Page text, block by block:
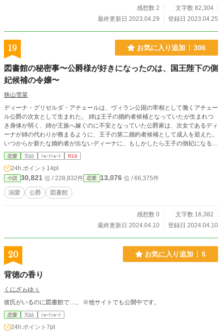
感想数 2
文字数 82,304
最終更新日 2023.04.29
登録日 2023.04.25
19 お気に入り追加 306
図書館の秘密事〜公爵様が好きになったのは、国王陛下の側
妃候補の令嬢〜
狭山雪菜
ディーナ・グリゼルダ・アチェールは、ヴィラン公国の宰相として働くアチェー
ル公爵の次女として生まれた。 姉は王子の婚約者候補となっていたが生まれつ
き身体が弱く、姉が王族へ嫁ぐのに不安となっていた公爵家は、次女であるディ
ーナが姉の代わりが務まるように、王子の第二婚約者候補として成人を迎えた。
いつからか新たな婚約者が出ないディーナに、もしかしたら王子の側妃になるん
じゃないかと噂が立った。 王妃教育の他にも家庭教師をつけられ、勉強が好き
になったディーナは、毎日のように図書館へと運んでいた。その時に出会ったト
ロッツィ公爵当主のルキアーノと出会って、いつからか彼の事を好きとなってい
た… こちらの作品は「小説家になろう」にも、掲載されています。
恋愛 完結 ｼｮｰﾄｼｮｰﾄ R18
24h.ポイント 14pt
小説 30,821 位 / 228,832件 恋愛 13,076 位 / 66,375件
溺愛 公爵 図書館
感想数 0
文字数 16,382
最終更新日 2024.04.10
登録日 2024.04.10
20 お気に入り追加 5
背徳の香り
くにざゎゆぅ
彼氏がいるのに図書館で…。 ※他サイトでも公開中です。
恋愛 完結 ｼｮｰﾄｼｮｰﾄ
24h.ポイント 7pt